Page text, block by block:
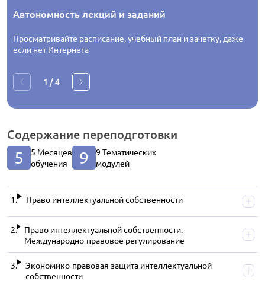
Автономность лекций и заданий
Просматривайте расписание, учебный план и зачетку, даже
если нет Интернета
1 /4
Содержание переподготовки
5
5 Месяцев
обучения
9
9 Тематических
модулей
Право интеллектуальной собственности
Право интеллектуальной собственности.
Международно-правовое регулирование
Экономико-правовая защита интеллектуальной
собственности